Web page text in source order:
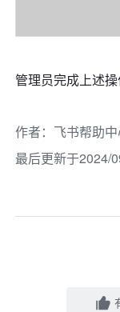
管理员完成上述
作者： 飞书帮助
最后更新于2024/